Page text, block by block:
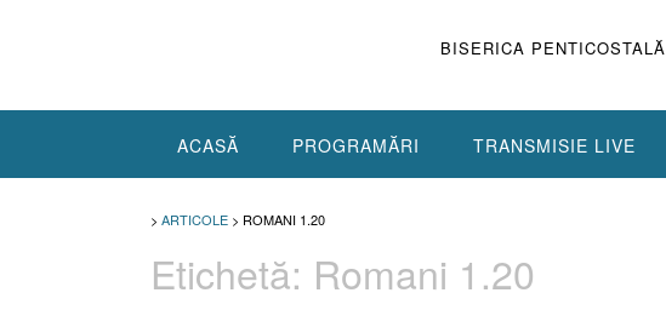
BISERICA PENTICOSTALĂ
ACASĂ PROGRAMĂRI TRANSMISIE LIVE
> ARTICOLE > ROMANI 1.20
Etichetă: Romani 1.20